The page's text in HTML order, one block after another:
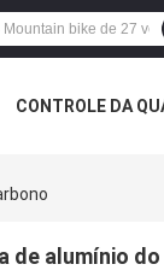
CONTROLE DA
de alumínio